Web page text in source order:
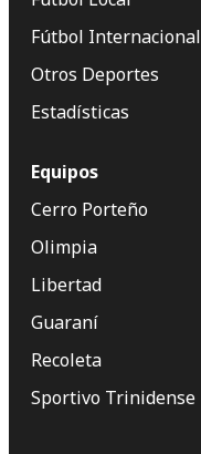
Fútbol Internacional
Otros Deportes
Estadísticas
Equipos
Cerro Porteño
Olimpia
Libertad
Guaraní
Recoleta
Sportivo Trinidense